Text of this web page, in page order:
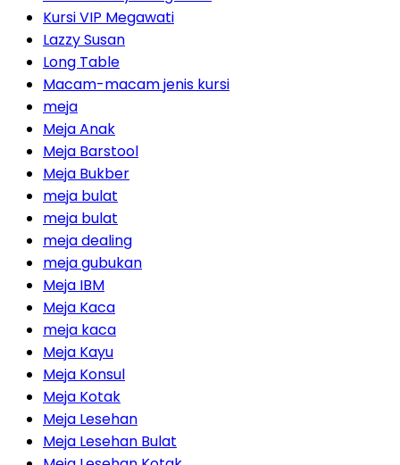
Kursi VIP Megawati
Lazzy Susan
Long Table
Macam-macam jenis kursi
meja
Meja Anak
Meja Barstool
Meja Bukber
meja bulat
meja bulat
meja dealing
meja gubukan
Meja IBM
Meja Kaca
meja kaca
Meja Kayu
Meja Konsul
Meja Kotak
Meja Lesehan
Meja Lesehan Bulat